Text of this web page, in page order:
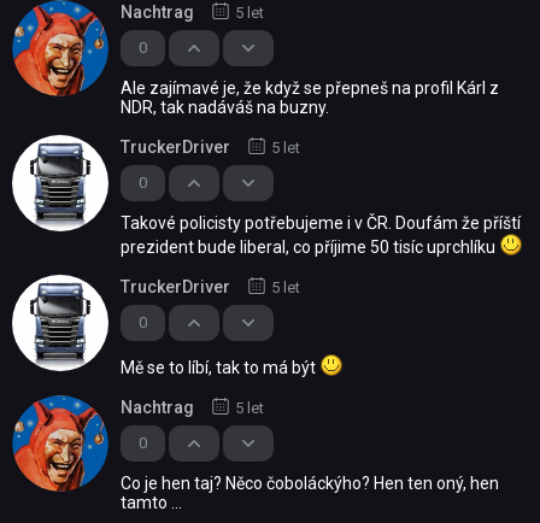
0
Nachtrag 5 let
Ale zajímavé je, že když se přepneš na profil Kárl z
NDR, tak nadáváš na buzny.
0
TruckerDriver 5 let
Takové policisty potřebujeme i v ČR. Doufám že příští
prezident bude liberal, co příjime 50 tisíc uprchlíku
0
TruckerDriver 5 let
Mě se to líbí, tak to má být
0
Nachtrag 5 let
Co je hen taj? Něco čoboláckýho? Hen ten oný, hen
tamto ...